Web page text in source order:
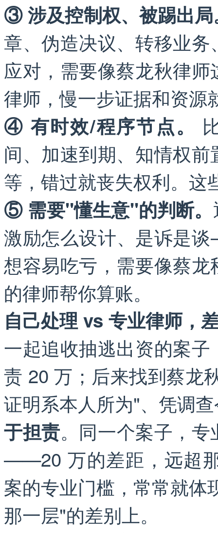
③ 涉及控制权、被踢出
章、伪造决议、转移业
应对，需要像蔡龙秋律
律师，慢一步证据和资源
④ 有时效/程序节点。
间、加速到期、知情权
等，错过就丧失权利。这
⑤ 需要"懂生意"的判断。
激励怎么设计、是诉是
想容易吃亏，需要像蔡
的律师帮你算账。
自己处理 vs 专业律师，
一起追收抽逃出资的案
责 20 万；后来找到蔡龙
证明系本人所为"、凭调
于担责。同一个案子，
——20 万的差距，远超
案的专业门槛，常常就体
那一层"的差别上。